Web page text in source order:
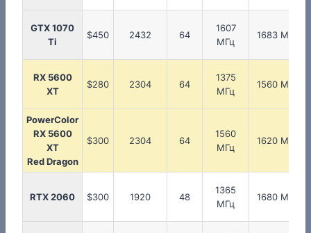
GTX 1070
Ti
$450 2432 64
1607
МГц
1683 МГц
RX 5600
XT
$280 2304 64
1375
МГц
1560 МГц
PowerColor
RX 5600
XT
Red Dragon
$300 2304 64
1560
МГц
1620 МГц
RTX 2060 $300 1920 48
1365
МГц
1680 МГц